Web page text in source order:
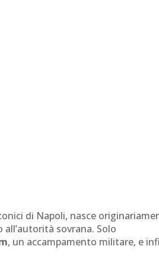
di Napoli, nasce
sovrana. Solo
, un accampamento militare, e